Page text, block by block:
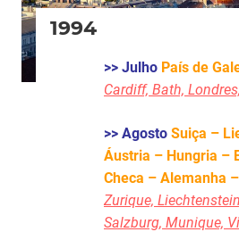
1994
>> Julho País de
Cardiff, Bath,
>> Agosto Suiça –
Áustria – Hungria –
Checa – Alemanha
Zurique,
Salzburg, Munique,